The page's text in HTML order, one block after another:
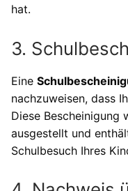
hat.
3.
Eine
nachzuweisen, dass
Diese Bescheinigung
ausgestellt und
Schulbesuch Ihres